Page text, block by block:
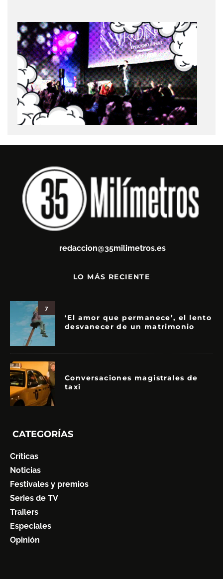
redaccion@35milimetros.es
LO MÁS RECIENTE
7
‘El amor que permanece’, el lento
desvanecer de un matrimonio
Conversaciones magistrales de
taxi
CATEGORÍAS
Críticas
Noticias
Festivales y premios
Series de TV
Trailers
Especiales
Opinión